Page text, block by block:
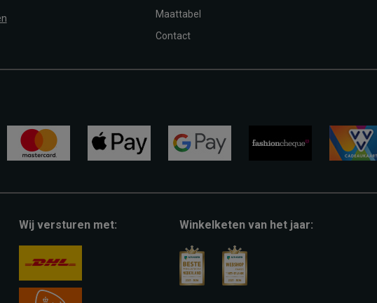
Maattabel
Contact
Wij versturen met: Winkelketen van het jaar: